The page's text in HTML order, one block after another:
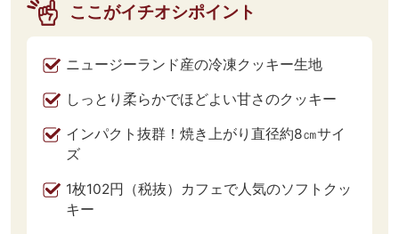
ここがイチオシポイント
ニュージーランド産の冷凍クッキー生地
しっとり柔らかでほどよい甘さのクッキー
インパクト抜群！焼き上がり直径約8㎝サイ
ズ
1枚102円（税抜）カフェで人気のソフトクッ
キー